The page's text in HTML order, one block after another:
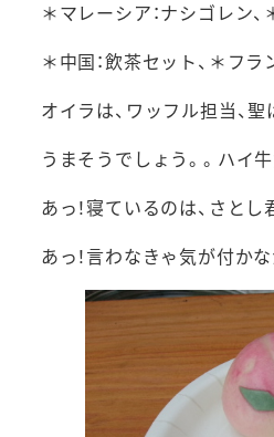
＊マレーシア：ナシゴレン
＊中国：飲茶セット、＊フラ
オイラは、ワッフル担当、聖
うまそうでしょう。。ハイ
あっ！寝ているのは、さと
あっ！言わなきゃ気が付か